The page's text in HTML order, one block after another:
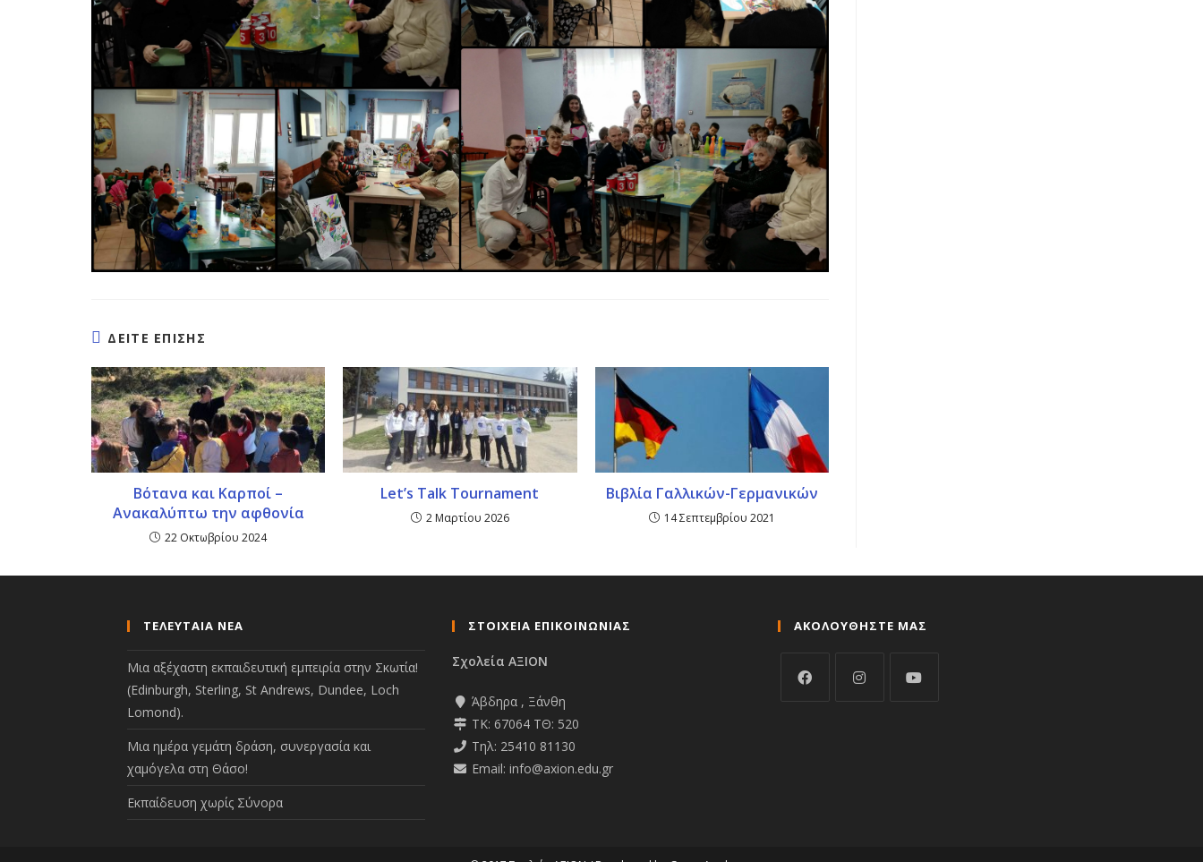
ΔΕΙΤΕ ΕΠΙΣΗΣ
Βότανα και Καρποί –
Ανακαλύπτω την αφθονία
22 Οκτωβρίου 2024
Let’s Talk Tournament
2 Μαρτίου 2026
Βιβλία Γαλλικών-Γερμανικών
14 Σεπτεμβρίου 2021
ΤΕΛΕΥΤΑΙΑ ΝΕΑ
Μια αξέχαστη εκπαιδευτική εμπειρία στην Σκωτία!
(Edinburgh, Sterling, St Andrews, Dundee, Loch
Lomond).
Μια ημέρα γεμάτη δράση, συνεργασία και
χαμόγελα στη Θάσο!
Εκπαίδευση χωρίς Σύνορα
ΣΤΟΙΧΕΙΑ ΕΠΙΚΟΙΝΩΝΙΑΣ
Σχολεία ΑΞΙΟΝ
Άβδηρα , Ξάνθη
ΤΚ: 67064 ΤΘ: 520
Τηλ: 25410 81130
Email: info@axion.edu.gr
ΑΚΟΛΟΥΘΉΣΤΕ ΜΑΣ